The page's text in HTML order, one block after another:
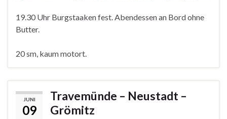
19.30 Uhr Burgstaaken fest. Abendessen an Bord ohne
Butter.
20 sm, kaum motort.
JUNI
09
Travemünde – Neustadt –
Grömitz